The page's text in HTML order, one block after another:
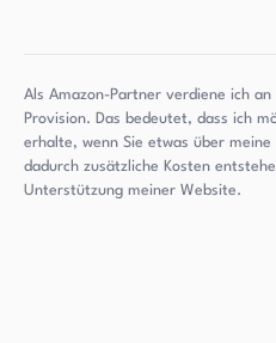
Als Amazon-Partner verdiene ich
Provision. Das bedeutet, dass ich
erhalte, wenn Sie etwas über meine
dadurch zusätzliche Kosten
Unterstützung meiner Website.